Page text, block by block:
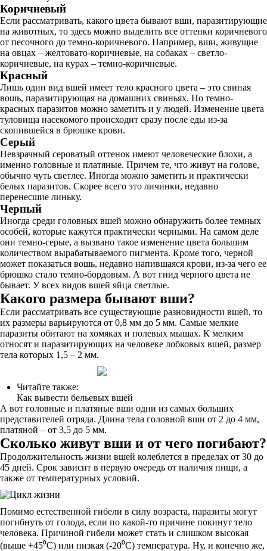
Коричневый
Если рассматривать, какого цвета бывают вши, паразитирующие
на животных, то здесь можно выделить все оттенки коричневого
от песочного до темно-коричневого. Например, вши, живущие
на овцах – желтовато-коричневые, на собаках – светло-
коричневые, на курах – темно-коричневые.
Красный
Лишь один вид вшей имеет тело красного цвета – это свиная
вошь, паразитирующая на домашних свиньях. Но темно-
красных паразитов можно заметить и у людей. Изменение цвета
туловища насекомого происходит сразу после еды из-за
скопившейся в брюшке крови.
Серый
Невзрачный сероватый оттенок имеют человеческие блохи, а
именно головные и платяные. Причем те, что живут на голове,
обычно чуть светлее. Иногда можно заметить и практически
белых паразитов. Скорее всего это личинки, недавно
перенесшие линьку.
Черный
Иногда среди головных вшей можно обнаружить более темных
особей, которые кажутся практически черными. На самом деле
они темно-серые, а вызвано такое изменение цвета большим
количеством вырабатываемого пигмента. Кроме того, черной
может показаться вошь, недавно напившаяся крови, из-за чего ее
брюшко стало темно-бордовым. А вот гнид черного цвета не
бывает. У всех видов вшей яйца светлые.
Какого размера бывают вши?
Если рассматривать все существующие разновидности вшей, то
их размеры варьируются от 0,8 мм до 5 мм. Самые мелкие
паразиты обитают на хомяках и полевых мышах. К мелким
относят и паразитирующих на человеке лобковых вшей, размер
тела которых 1,5 – 2 мм.
Читайте также:
Как вывести бельевых вшей
А вот головные и платяные вши одни из самых больших
представителей отряда. Длина тела головной вши от 2 до 4 мм,
платяной – от 3,5 до 5 мм.
Сколько живут вши и от чего погибают?
Продолжительность жизни вшей колеблется в пределах от 30 до
45 дней. Срок зависит в первую очередь от наличия пищи, а
также от температурных условий.
Помимо естественной гибели в силу возраста, паразиты могут
погибнуть от голода, если по какой-то причине покинут тело
человека. Причиной гибели может стать и слишком высокая
(выше +45⁰С) или низкая (-20⁰С) температура. Ну, и конечно же,